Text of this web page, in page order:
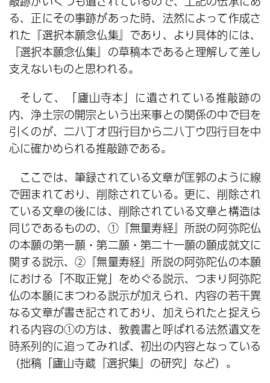
る、正にその事跡があった時、法然によって作成さ
れた『選択本願念仏集』であり、より具体的には、
『選択本願念仏集』の草稿本であると理解して差し
支えないものと思われる。
そして、「廬山寺本」に遺されている推敲跡の
内、浄土宗の開宗という出来事との関係の中で目を
引くのが、二八丁オ四行目から二八丁ウ四行目を中
心に確かめられる推敲跡である。
ここでは、筆録されている文章が匡郭のように線
で囲まれており、削除されている。更に、削除され
ている文章の後には、削除されている文章と構造は
同じであるものの、①『無量寿経』所説の阿弥陀仏
の本願の第一願・第二願・第二十一願の願成就文に
関する説示、②『無量寿経』所説の阿弥陀仏の本願
における「不取正覚」をめぐる説示、つまり阿弥陀
仏の本願にまつわる説示が加えられ、内容の若干異
なる文章が書き記されており、加えられたと捉えら
れる内容の①の方は、教義書と呼ばれる法然遺文を
時系列的に追ってみれば、初出の内容となっている
（拙稿「廬山寺蔵『選択集』の研究」など）。